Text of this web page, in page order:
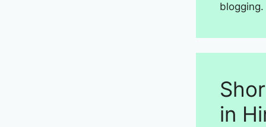
blogging.
in